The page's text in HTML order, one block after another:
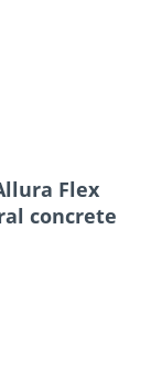
Flex
concrete